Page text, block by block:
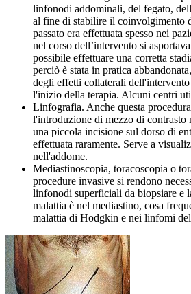
linfonodi addominali, del fegato,
al fine di stabilire il coinvolgimento
passato era effettuata spesso nei
nel corso dell’intervento si
possibile effettuare una corretta
perciò è stata in pratica
degli effetti collaterali dell'intervento
l'inizio della terapia. Alcuni centri
Linfografia. Anche questa
l'introduzione di mezzo di contrasto
una piccola incisione sul dorso di
effettuata raramente. Serve a
nell'addome.
Mediastinoscopia, toracoscopia o
procedure invasive si rendono
linfonodi superficiali da biopsiare e
malattia è nel mediastino, cosa
malattia di Hodgkin e nei linfomi